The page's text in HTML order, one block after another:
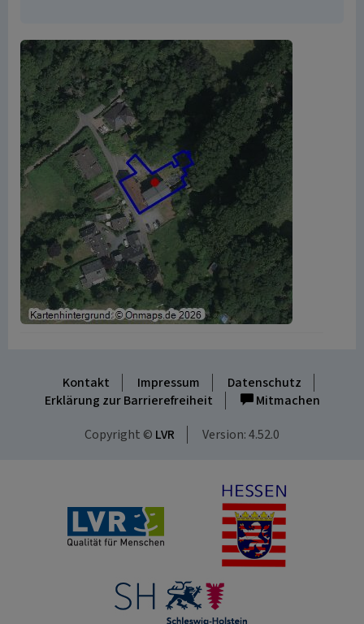
Kontakt Impressum
Datenschutz
Erklärung zur Barrierefreiheit
Mitmachen
Copyright © LVR Version: 4.52.0